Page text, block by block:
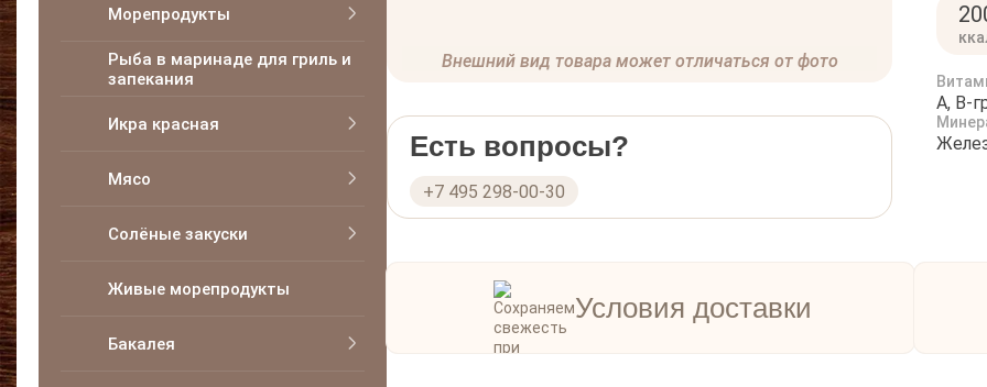
Морепродукты
Рыба в маринаде для гриль и
запекания
Икра красная
Мясо
Солёные закуски
Живые морепродукты
Бакалея
Внешний вид товара может отличаться от фото
Есть вопросы?
+7 495 298-00-30
Чаще
A, B-
Условия доставки